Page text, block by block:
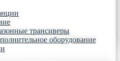
трансиверы
оборудование